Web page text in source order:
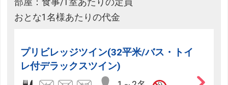
おとな1名様あたりの代金
プリビレッジツイン(32平米/バス・トイ
レ付デラックスツイン)